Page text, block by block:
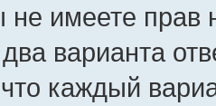
имеете прав
варианта
каждый